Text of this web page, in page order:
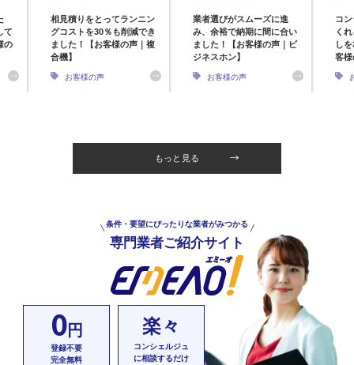
て
の
相見積りをとってランニン
グコストを30％も削減でき
ました！【お客様の声｜複
合機】
お客様の声
業者選びがスムーズに進
み、余裕で納期に間に合い
ました！【お客様の声｜ビ
ジネスホン】
お客様の声
コ
く
し
客
もっと見る
条件・要望にぴったりな業者がみつかる
専門業者ご紹介サイト
0円
登録不要
完全無料
楽々
コンシェルジュ
に相談するだけ